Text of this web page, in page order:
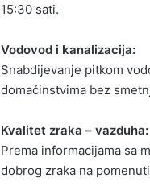
15:30 sati.
Vodovod i kanalizacija:
Snabdijevanje pitkom
domaćinstvima bez
Kvalitet zraka – vazduha:
Prema informacijama sa
dobrog zraka na